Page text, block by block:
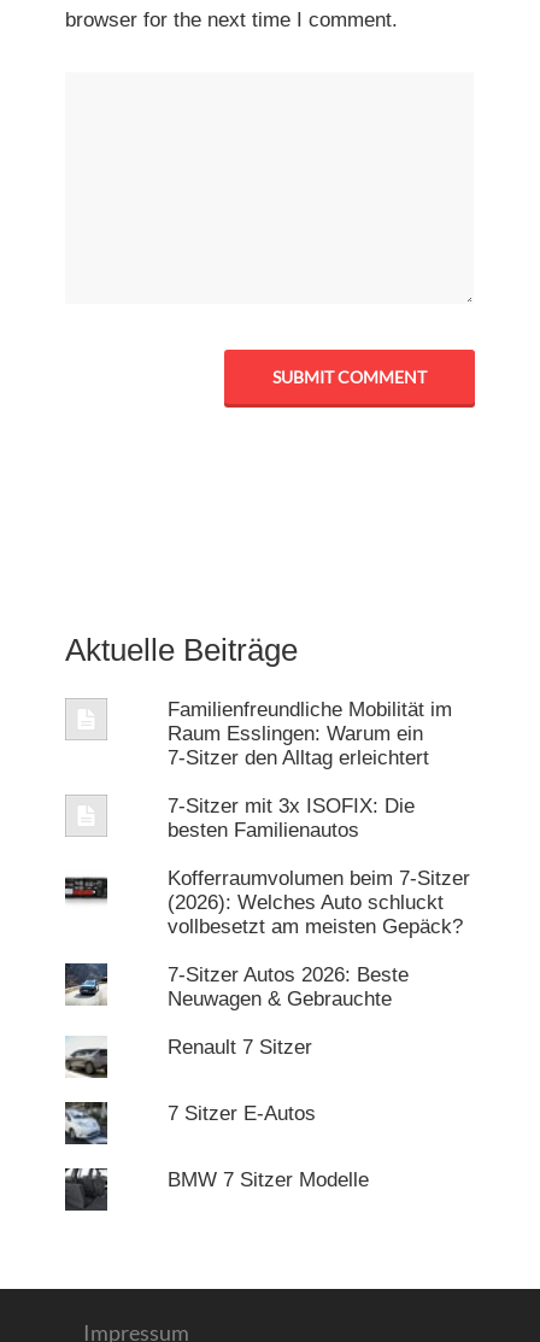
browser for the next time I comment.
Aktuelle Beiträge
Familienfreundliche Mobilität im
Raum Esslingen: Warum ein
7‑Sitzer den Alltag erleichtert
7-Sitzer mit 3x ISOFIX: Die
besten Familienautos
Kofferraumvolumen beim 7-Sitzer
(2026): Welches Auto schluckt
vollbesetzt am meisten Gepäck?
7-Sitzer Autos 2026: Beste
Neuwagen & Gebrauchte
Renault 7 Sitzer
7 Sitzer E-Autos
BMW 7 Sitzer Modelle
Impressum